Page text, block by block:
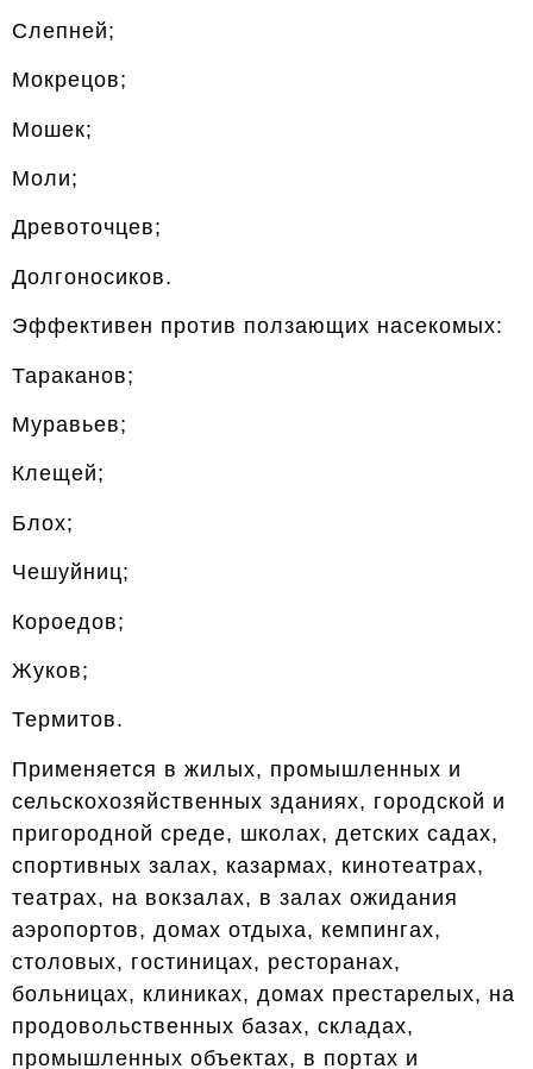
Слепней;
Мокрецов;
Мошек;
Моли;
Древоточцев;
Долгоносиков.
Эффективен против ползающих насекомых:
Тараканов;
Муравьев;
Клещей;
Блох;
Чешуйниц;
Короедов;
Жуков;
Термитов.
Применяется в жилых, промышленных и
сельскохозяйственных зданиях, городской и
пригородной среде, школах, детских садах,
спортивных залах, казармах, кинотеатрах,
театрах, на вокзалах, в залах ожидания
аэропортов, домах отдыха, кемпингах,
столовых, гостиницах, ресторанах,
больницах, клиниках, домах престарелых, на
продовольственных базах, складах,
промышленных объектах, в портах и